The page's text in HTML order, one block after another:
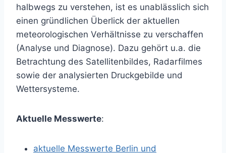
halbwegs zu verstehen, ist es unablässlich sich
einen gründlichen Überlick der aktuellen
meteorologischen Verhältnisse zu verschaffen
(Analyse und Diagnose). Dazu gehört u.a. die
Betrachtung des Satellitenbildes, Radarfilmes
sowie der analysierten Druckgebilde und
Wettersysteme.
Aktuelle Messwerte:
aktuelle Messwerte Berlin und